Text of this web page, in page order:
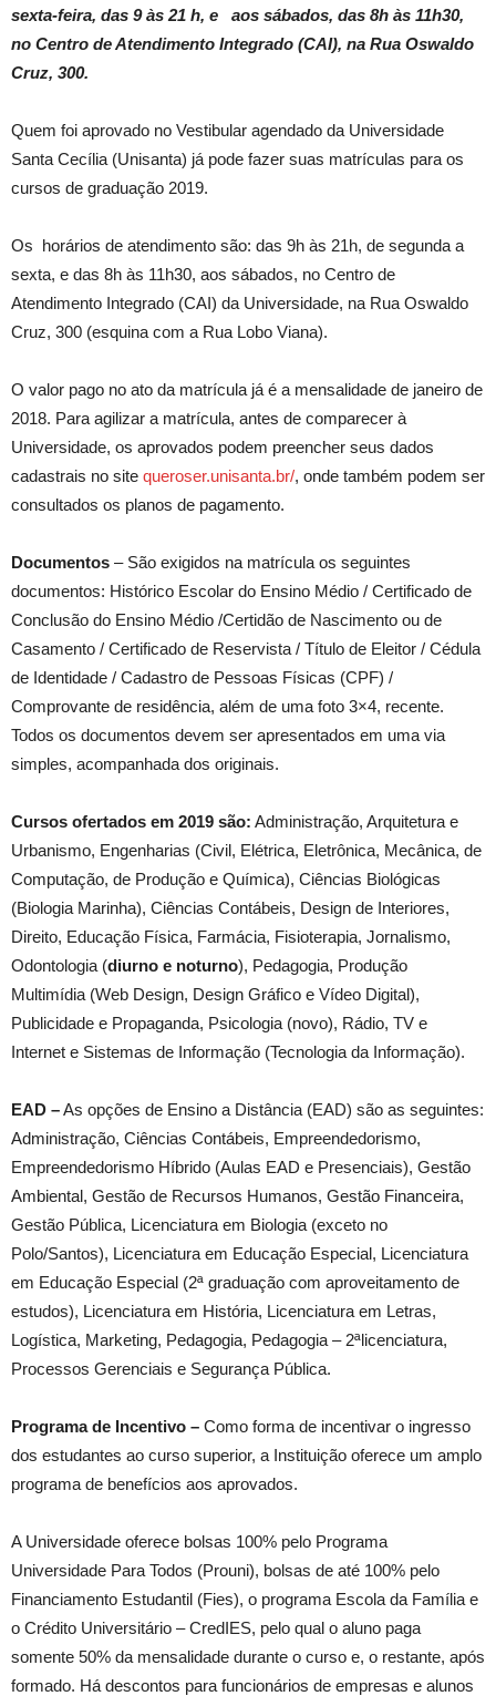
sexta-feira, das 9 às 21 h, e aos sábados, das 8h às 11h30,
no Centro de Atendimento Integrado (CAI), na Rua Oswaldo
Cruz, 300.
Quem foi aprovado no Vestibular agendado da Universidade
Santa Cecília (Unisanta) já pode fazer suas matrículas para os
cursos de graduação 2019.
Os horários de atendimento são: das 9h às 21h, de segunda a
sexta, e das 8h às 11h30, aos sábados, no Centro de
Atendimento Integrado (CAI) da Universidade, na Rua Oswaldo
Cruz, 300 (esquina com a Rua Lobo Viana).
O valor pago no ato da matrícula já é a mensalidade de janeiro de
2018. Para agilizar a matrícula, antes de comparecer à
Universidade, os aprovados podem preencher seus dados
cadastrais no site queroser.unisanta.br/, onde também podem ser
consultados os planos de pagamento.
Documentos – São exigidos na matrícula os seguintes
documentos: Histórico Escolar do Ensino Médio / Certificado de
Conclusão do Ensino Médio /Certidão de Nascimento ou de
Casamento / Certificado de Reservista / Título de Eleitor / Cédula
de Identidade / Cadastro de Pessoas Físicas (CPF) /
Comprovante de residência, além de uma foto 3×4, recente.
Todos os documentos devem ser apresentados em uma via
simples, acompanhada dos originais.
Cursos ofertados em 2019 são: Administração, Arquitetura e
Urbanismo, Engenharias (Civil, Elétrica, Eletrônica, Mecânica, de
Computação, de Produção e Química), Ciências Biológicas
(Biologia Marinha), Ciências Contábeis, Design de Interiores,
Direito, Educação Física, Farmácia, Fisioterapia, Jornalismo,
Odontologia (diurno e noturno), Pedagogia, Produção
Multimídia (Web Design, Design Gráfico e Vídeo Digital),
Publicidade e Propaganda, Psicologia (novo), Rádio, TV e
Internet e Sistemas de Informação (Tecnologia da Informação).
EAD –As opções de Ensino a Distância (EAD) são as seguintes:
Administração, Ciências Contábeis, Empreendedorismo,
Empreendedorismo Híbrido (Aulas EAD e Presenciais), Gestão
Ambiental, Gestão de Recursos Humanos, Gestão Financeira,
Gestão Pública, Licenciatura em Biologia (exceto no
Polo/Santos), Licenciatura em Educação Especial, Licenciatura
em Educação Especial (2ª graduação com aproveitamento de
estudos), Licenciatura em História, Licenciatura em Letras,
Logística, Marketing, Pedagogia, Pedagogia – 2ªlicenciatura,
Processos Gerenciais e Segurança Pública.
Programa de Incentivo – Como forma de incentivar o ingresso
dos estudantes ao curso superior, a Instituição oferece um amplo
programa de benefícios aos aprovados.
A Universidade oferece bolsas 100% pelo Programa
Universidade Para Todos (Prouni), bolsas de até 100% pelo
Financiamento Estudantil (Fies), o programa Escola da Família e
o Crédito Universitário – CredIES, pelo qual o aluno paga
somente 50% da mensalidade durante o curso e, o restante, após
formado. Há descontos para funcionários de empresas e alunos